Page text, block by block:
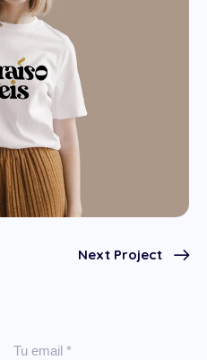
Next Project